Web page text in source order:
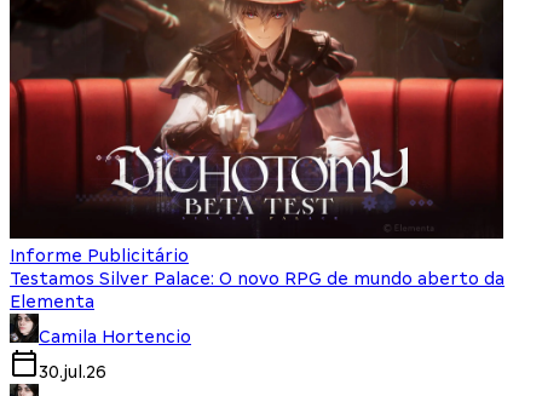
Informe Publicitário
Testamos Silver Palace: O novo RPG de mundo aberto da
Elementa
Camila Hortencio
30.jul.26